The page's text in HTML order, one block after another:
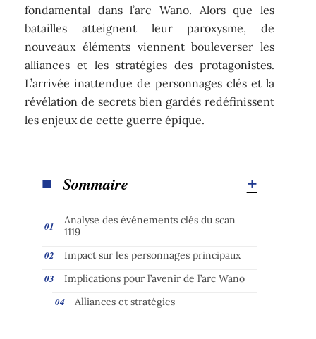
fondamental dans l’arc Wano. Alors que les
batailles atteignent leur paroxysme, de
nouveaux éléments viennent bouleverser les
alliances et les stratégies des protagonistes.
L’arrivée inattendue de personnages clés et la
révélation de secrets bien gardés redéfinissent
les enjeux de cette guerre épique.
Sommaire
Analyse des événements clés du scan
1119
Impact sur les personnages principaux
Implications pour l’avenir de l’arc Wano
Alliances et stratégies